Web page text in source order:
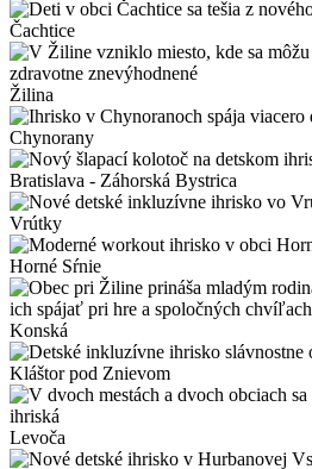
Čachtice
Žilina
Chynorany
Bratislava - Záhorská Bystrica
Vrútky
Horné Sŕnie
Konská
Kláštor pod Znievom
Levoča